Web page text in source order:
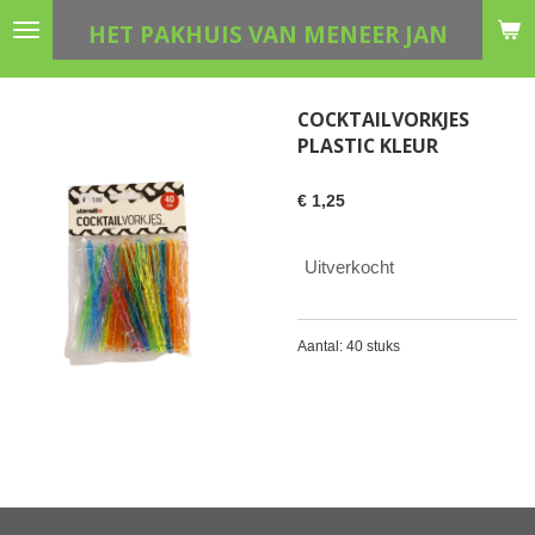
Ga
HET PAKHUIS VAN MENEER JAN
COCKTAILVORKJES
PLASTIC KLEUR
€ 1,25
Uitverkocht
Aantal: 40 stuks